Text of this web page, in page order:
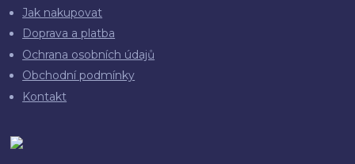
Jak nakupovat
Doprava a platba
Ochrana osobních údajů
Obchodní podmínky
Kontakt